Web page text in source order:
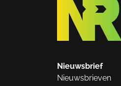
Nieuwsbrief
Nieuwsbrieven